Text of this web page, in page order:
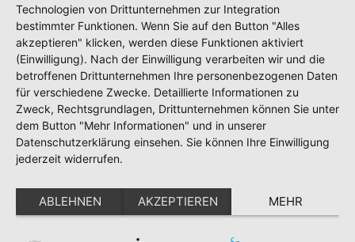
Technologien von Drittunternehmen zur Integration
bestimmter Funktionen. Wenn Sie auf den Button "Alles
akzeptieren" klicken, werden diese Funktionen aktiviert
(Einwilligung). Nach der Einwilligung verarbeiten wir und die
betroffenen Drittunternehmen Ihre personenbezogenen Daten
für verschiedene Zwecke. Detaillierte Informationen zu
Zweck, Rechtsgrundlagen, Drittunternehmen können Sie unter
dem Button "Mehr Informationen" und in unserer
Datenschutzerklärung einsehen. Sie können Ihre Einwilligung
jederzeit widerrufen.
ABLEHNEN AKZEPTIEREN MEHR